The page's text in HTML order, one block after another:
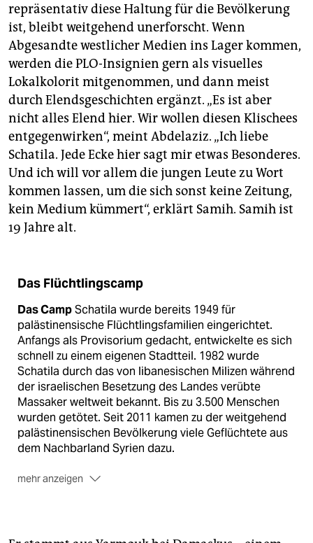
repräsentativ diese Haltung für die Bevölkerung
ist, bleibt weitgehend unerforscht. Wenn
Abgesandte westlicher Medien ins Lager kommen,
werden die ­PLO-Insignien gern als visuelles
Lokalkolorit mitgenommen, und dann meist
durch Elendsgeschichten ergänzt. „Es ist aber
nicht alles Elend hier. Wir wollen diesen Klischees
ent­gegenwirken“, meint Abdelaziz. „Ich liebe
Schatila. Jede Ecke hier sagt mir etwas Besonderes.
Und ich will vor allem die jungen Leute zu Wort
kommen lassen, um die sich sonst keine Zeitung,
kein Medium kümmert“, erklärt Samih. Samih ist
19 Jahre alt.
Das Flüchtlingscamp
Das CampSchatila wurde bereits 1949 für
palästinensische Flüchtlingsfamilien eingerichtet.
Anfangs als Provisorium gedacht, entwickelte es sich
schnell zu einem eigenen Stadtteil. 1982 wurde
Schatila durch das von libanesischen Milizen während
der israelischen Besetzung des Landes verübte
Massaker weltweit bekannt. Bis zu 3.500 Menschen
wurden getötet. Seit 2011 kamen zu der weitgehend
palästinensischen Bevölkerung viele Geflüchtete aus
dem Nachbarland Syrien dazu.
mehr anzeigen
20.000 und 30.000 Syrer. Das Camp wird von